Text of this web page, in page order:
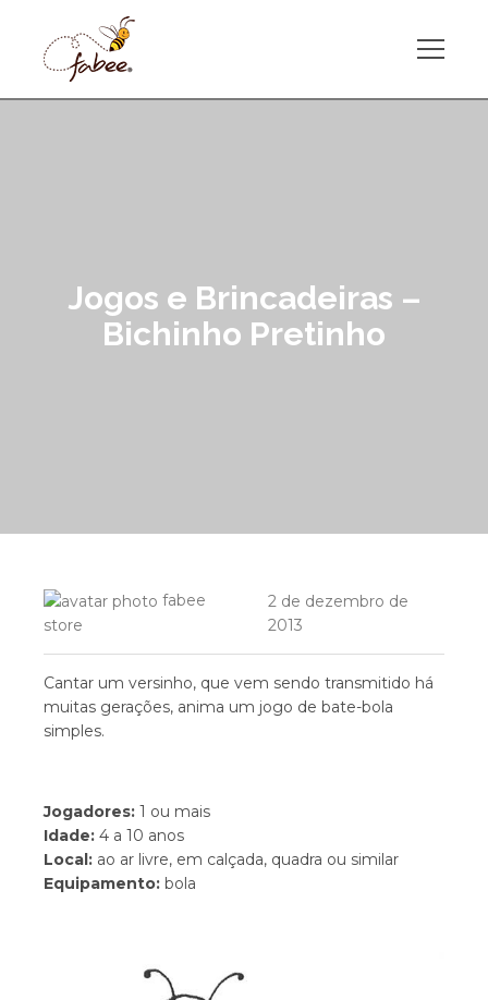
Jogos e Brincadeiras –
Bichinho Pretinho
fabee
store
2 de dezembro de
2013
Cantar um versinho, que vem sendo transmitido há
muitas gerações, anima um jogo de bate-bola
simples.
Jogadores:1 ou mais
Idade:4 a 10 anos
Local:ao ar livre, em calçada, quadra ou similar
Equipamento:bola